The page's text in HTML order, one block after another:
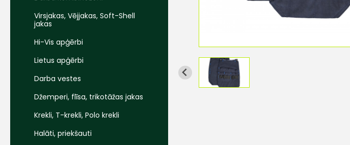
Virsjakas, Vējjakas, Soft-Shell
jakas
Hi-Vis apģērbi
Lietus apģērbi
Darba vestes
Džemperi, flīsa, trikotāžas jakas
Krekli, T-krekli, Polo krekli
Halāti, priekšauti